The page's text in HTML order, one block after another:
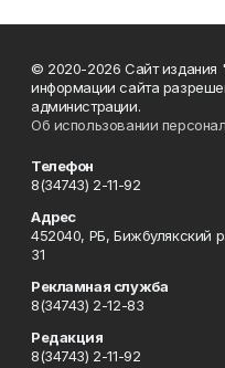
© 2020-2026 Сайт издания
информации сайта
администрации.
Об использовании
Телефон
8(34743) 2-11-92
Адрес
452040, РБ, Бижбулякский
31
Рекламная служба
8(34743) 2-12-83
Редакция
8(34743) 2-11-92